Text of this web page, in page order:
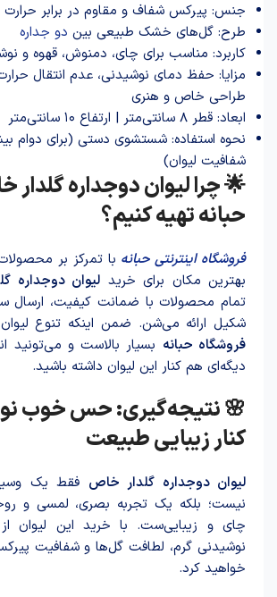
جنس: پیرکس شفاف و مقاوم در برابر حرارت
طرح: گل‌های خشک طبیعی بین دو جداره
کاربرد: مناسب برای چای، دمنوش، قهوه و
مزایا: حفظ دمای نوشیدنی، عدم انتقال
طراحی خاص و هنری
ابعاد: قطر ۸ سانتی‌متر | ارتفاع ۱۰ سانتی‌متر
نحوه استفاده: شستشوی دستی (برای دوام
شفافیت لیوان)
🌟 چرا لیوان دوجداره گلدار
حبانه تهیه کنیم؟
فروشگاه اینترنتی حبانه با تمرکز بر
بهترین مکان برای خرید لیوان دوجداره
تمام محصولات با ضمانت کیفیت، ارسال
شکیل ارائه می‌شن. ضمن اینکه تنوع
فروشگاه حبانه بسیار بالاست و می‌تونید
دیگه‌ای هم کنار این لیوان داشته باشید.
🌸 نتیجه‌گیری: حس خوب
کنار زیبایی طبیعت
لیوان دوجداره گلدار خا‌ص فقط یک
نیست؛ بلکه یک تجربه بصری، لمسی و
چای و زیبایی‌ست. با خرید این لیوان از
نوشیدنی گرم، لطافت گل‌ها و شفافیت
خواهید کرد.